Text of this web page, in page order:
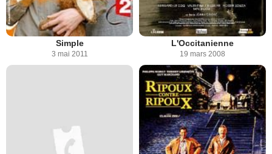
Simple
3 mai 2011
L'Occitanienne
19 mars 2008